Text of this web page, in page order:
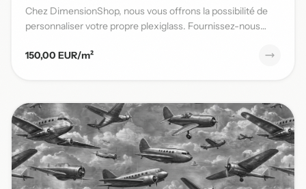
Chez DimensionShop, nous vous offrons la possibilité de
personnaliser votre propre plexiglass. Fournissez-nous
150,00 EUR/m²